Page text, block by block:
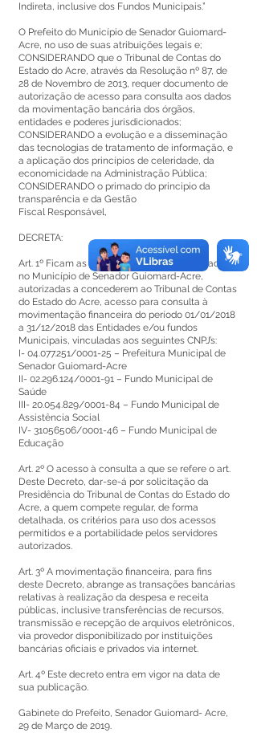
Indireta, inclusive dos Fundos Municipais.”
O Prefeito do Município de Senador Guiomard-
Acre, no uso de suas atribuições legais e;
CONSIDERANDO que o Tribunal de Contas do
Estado do Acre, através da Resolução nº 87, de
28 de Novembro de 2013, requer documento de
autorização de acesso para consulta aos dados
da movimentação bancária dos órgãos,
entidades e poderes jurisdicionados;
CONSIDERANDO a evolução e a disseminação
das tecnologias de tratamento de informação, e
a aplicação dos princípios de celeridade, da
economicidade na Administração Pública;
CONSIDERANDO o primado do principio da
transparência e da Gestão
Fiscal Responsável,
DECRETA:
Art. 1º Ficam as Instituições bancárias sediadas
no Município de Senador Guiomard-Acre,
autorizadas a concederem ao Tribunal de Contas
do Estado do Acre, acesso para consulta à
movimentação financeira do período 01/01/2018
a 31/12/2018 das Entidades e/ou fundos
Municipais, vinculadas aos seguintes CNPJ’s:
I- 04.077.251/0001-25 – Prefeitura Municipal de
Senador Guiomard-Acre
II- 02.296.124/0001-91 – Fundo Municipal de
Saúde
III- 20.054.829/0001-84 – Fundo Municipal de
Assistência Social
IV- 31056506/0001-46 – Fundo Municipal de
Educação
Art. 2º O acesso à consulta a que se refere o art.
Deste Decreto, dar-se-á por solicitação da
Presidência do Tribunal de Contas do Estado do
Acre, a quem compete regular, de forma
detalhada, os critérios para uso dos acessos
permitidos e a portabilidade pelos servidores
autorizados.
Art. 3º A movimentação financeira, para fins
deste Decreto, abrange as transações bancárias
relativas à realização da despesa e receita
públicas, inclusive transferências de recursos,
transmissão e recepção de arquivos eletrônicos,
via provedor disponibilizado por instituições
bancárias oficiais e privados via internet.
Art. 4º Este decreto entra em vigor na data de
sua publicação.
Gabinete do Prefeito, Senador Guiomard- Acre,
29 de Março de 2019.